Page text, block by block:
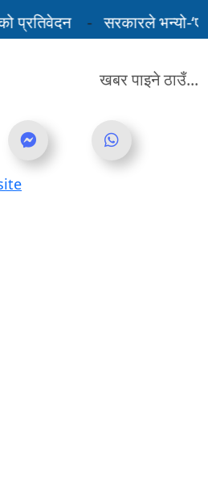
प्रतिवेदन
सरकारले भन्यो-
खबर पाइने ठाउँ...